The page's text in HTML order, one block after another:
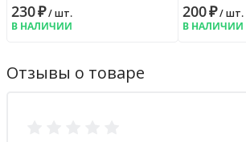
230₽/ шт.
В НАЛИЧИИ
200₽/ шт.
В НАЛИЧИИ
Отзывы о товаре